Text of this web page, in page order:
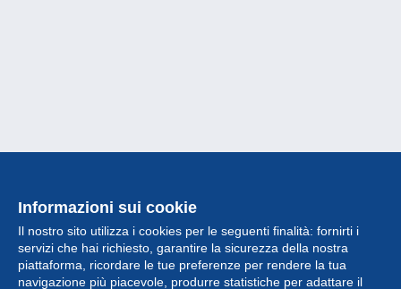
Informazioni sui cookie
Il nostro sito utilizza i cookies per le seguenti finalità: fornirti i
servizi che hai richiesto, garantire la sicurezza della nostra
piattaforma, ricordare le tue preferenze per rendere la tua
navigazione più piacevole, produrre statistiche per adattare il